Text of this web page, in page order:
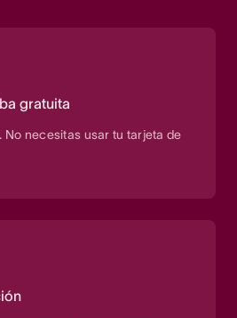
gratuita
No necesitas usar tu tarjeta de